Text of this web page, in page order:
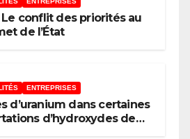
(AUDA-NEPAD)
Le conflit des priorités au
de l’État
ENTREPRISES
d’uranium dans certaines
d’hydroxydes de